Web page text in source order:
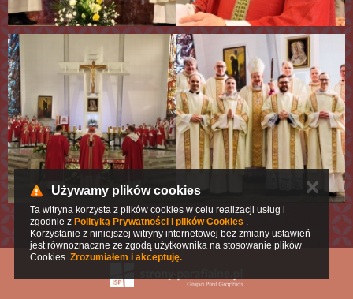
Używamy plików cookies
Ta witryna korzysta z plików cookies w celu realizacji usług i
zgodnie z Polityką Prywatności i plików Cookies .
Korzystanie z niniejszej witryny internetowej bez zmiany ustawień
jest równoznaczne ze zgodą użytkownika na stosowanie plików
Cookies. Zrozumiałem i akceptuję.
✕